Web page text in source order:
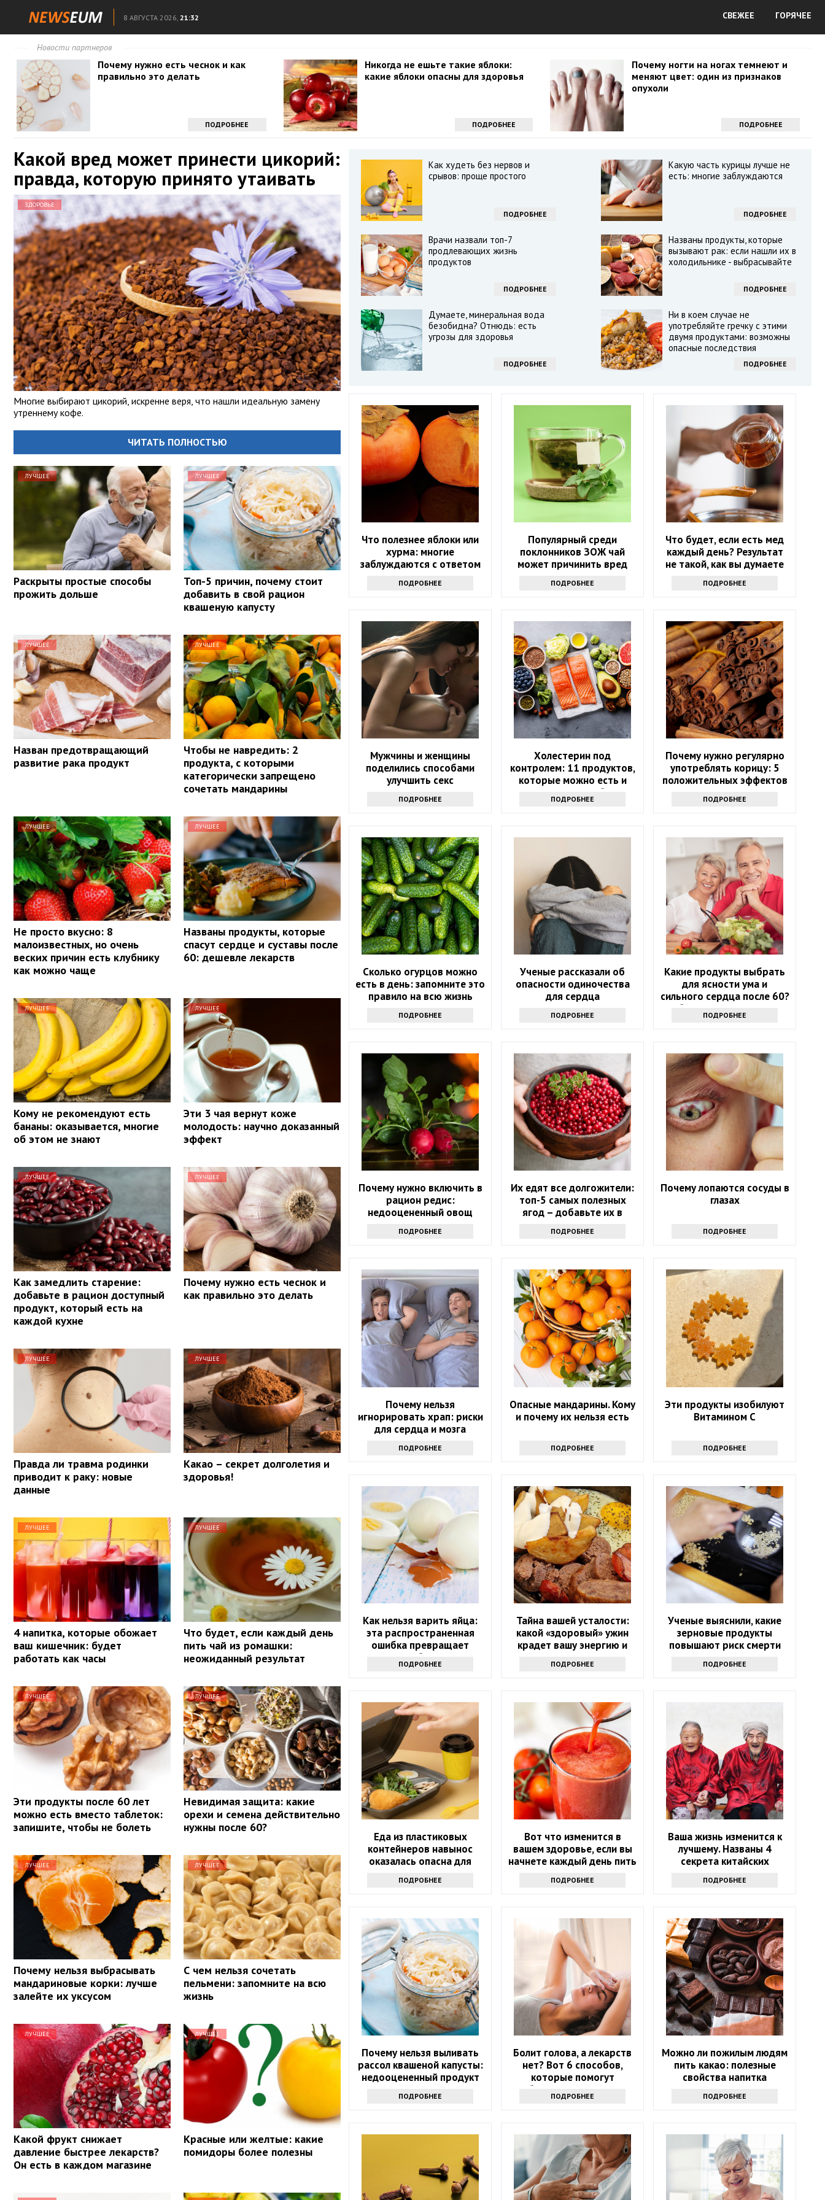
8 АВГУСТА 2026, 21:32 СВЕЖЕЕ ГОРЯЧЕЕ
Новости партнеров
Почему нужно есть чеснок и как
правильно это делать
ПОДРОБНЕЕ
Никогда не ешьте такие яблоки:
какие яблоки опасны для здоровья
ПОДРОБНЕЕ
Почему ногти на ногах темнеют и
меняют цвет: один из признаков
опухоли
ПОДРОБНЕЕ
Какой вред может принести цикорий:
правда, которую принято утаивать
ЗДОРОВЬЕ
Многие выбирают цикорий, искренне веря, что нашли идеальную замену
утреннему кофе.
ЧИТАТЬ ПОЛНОСТЬЮ
ЛУЧШЕЕ
Раскрыты простые способы
прожить дольше
ЛУЧШЕЕ
Топ-5 причин, почему стоит
добавить в свой рацион
квашеную капусту
ЛУЧШЕЕ
Назван предотвращающий
развитие рака продукт
ЛУЧШЕЕ
Чтобы не навредить: 2
продукта, с которыми
категорически запрещено
сочетать мандарины
ЛУЧШЕЕ
Не просто вкусно: 8
малоизвестных, но очень
веских причин есть клубнику
как можно чаще
ЛУЧШЕЕ
Названы продукты, которые
спасут сердце и суставы после
60: дешевле лекарств
ЛУЧШЕЕ
Кому не рекомендуют есть
бананы: оказывается, многие
об этом не знают
ЛУЧШЕЕ
Эти 3 чая вернут коже
молодость: научно доказанный
эффект
ЛУЧШЕЕ
Как замедлить старение:
добавьте в рацион доступный
продукт, который есть на
каждой кухне
ЛУЧШЕЕ
Почему нужно есть чеснок и
как правильно это делать
ЛУЧШЕЕ
Правда ли травма родинки
приводит к раку: новые
данные
ЛУЧШЕЕ
Какао – секрет долголетия и
здоровья!
ЛУЧШЕЕ
4 напитка, которые обожает
ваш кишечник: будет
работать как часы
ЛУЧШЕЕ
Что будет, если каждый день
пить чай из ромашки:
неожиданный результат
ЛУЧШЕЕ
Эти продукты после 60 лет
можно есть вместо таблеток:
запишите, чтобы не болеть
ЛУЧШЕЕ
Невидимая защита: какие
орехи и семена действительно
нужны после 60?
ЛУЧШЕЕ
Почему нельзя выбрасывать
мандариновые корки: лучше
залейте их уксусом
ЛУЧШЕЕ
С чем нельзя сочетать
пельмени: запомните на всю
жизнь
ЛУЧШЕЕ
Какой фрукт снижает
давление быстрее лекарств?
Он есть в каждом магазине
ЛУЧШЕЕ
Красные или желтые: какие
помидоры более полезны
Как худеть без нервов и
срывов: проще простого
ПОДРОБНЕЕ
Какую часть курицы лучше не
есть: многие заблуждаются
ПОДРОБНЕЕ
Врачи назвали топ-7
продлевающих жизнь
продуктов
ПОДРОБНЕЕ
Названы продукты, которые
вызывают рак: если нашли их в
холодильнике - выбрасывайте
ПОДРОБНЕЕ
Думаете, минеральная вода
безобидна? Отнюдь: есть
угрозы для здоровья
ПОДРОБНЕЕ
Ни в коем случае не
употребляйте гречку с этими
двумя продуктами: возможны
опасные последствия
ПОДРОБНЕЕ
Что полезнее яблоки или
хурма: многие
заблуждаются с ответом
ПОДРОБНЕЕ
Популярный среди
поклонников ЗОЖ чай
может причинить вред
ПОДРОБНЕЕ
Что будет, если есть мед
каждый день? Результат
не такой, как вы думаете
ПОДРОБНЕЕ
Мужчины и женщины
поделились способами
улучшить секс
ПОДРОБНЕЕ
Холестерин под
контролем: 11 продуктов,
которые можно есть и
которых стоит избегать
ПОДРОБНЕЕ
Почему нужно регулярно
употреблять корицу: 5
положительных эффектов
ПОДРОБНЕЕ
Сколько огурцов можно
есть в день: запомните это
правило на всю жизнь
ПОДРОБНЕЕ
Ученые рассказали об
опасности одиночества
для сердца
ПОДРОБНЕЕ
Какие продукты выбрать
для ясности ума и
сильного сердца после 60?
Обратите внимание на
этот список
ПОДРОБНЕЕ
Почему нужно включить в
рацион редис:
недооцененный овощ
ПОДРОБНЕЕ
Их едят все долгожители:
топ-5 самых полезных
ягод – добавьте их в
ПОДРОБНЕЕ
Почему лопаются сосуды в
глазах
ПОДРОБНЕЕ
Почему нельзя
игнорировать храп: риски
для сердца и мозга
ПОДРОБНЕЕ
Опасные мандарины. Кому
и почему их нельзя есть
ПОДРОБНЕЕ
Эти продукты изобилуют
Витамином С
ПОДРОБНЕЕ
Как нельзя варить яйца:
эта распространенная
ошибка превращает
полезное блюдо в яд
ПОДРОБНЕЕ
Тайна вашей усталости:
какой «здоровый» ужин
крадет вашу энергию и
ПОДРОБНЕЕ
Ученые выяснили, какие
зерновые продукты
повышают риск смерти
ПОДРОБНЕЕ
Еда из пластиковых
контейнеров навынос
оказалась опасна для
ПОДРОБНЕЕ
Вот что изменится в
вашем здоровье, если вы
начнете каждый день пить
томатный сок
ПОДРОБНЕЕ
Ваша жизнь изменится к
лучшему. Названы 4
секрета китайских
долгожителей
ПОДРОБНЕЕ
Почему нельзя выливать
рассол квашеной капусты:
недооцененный продукт
ПОДРОБНЕЕ
Болит голова, а лекарств
нет? Вот 6 способов,
которые помогут
избавиться от напасти
ПОДРОБНЕЕ
Можно ли пожилым людям
пить какао: полезные
свойства напитка
ПОДРОБНЕЕ